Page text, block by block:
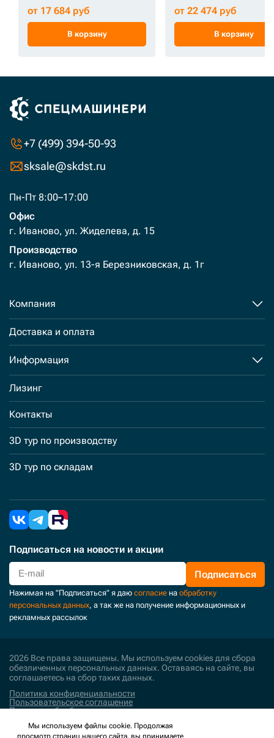
от 17 684 руб
В корзину
от 22 474 руб
В корзину
+7 (499) 394-50-93
sksale@skdst.ru
Пн-Пт 8:00–17:00
Офис
г. Иваново, ул. Жиделева, д. 15
Производство
г. Иваново, ул. 13-я Березниковская, д. 1г
Компания
Доставка и оплата
Информация
Лизинг
Контакты
3D тур по производству
3D тур по складам
Подписаться на новости и акции
Подписаться
Нажимая на "Подписаться" я даю согласие на обработку
персональных данных, а так же на получение информационных и
рекламных рассылок
2026 Все права защищены. Мы используем cookies для сбора
обезличенных персональных данных. Оставаясь на сайте, вы
соглашаетесь на сбор таких данных.
Политика конфиденциальности
Пользовательское соглашение
Политика обработки персональных данных
Поддержка и развитие
Мы используем файлы cookie. Продолжая
просмотр страниц нашего сайта, вы принимаете